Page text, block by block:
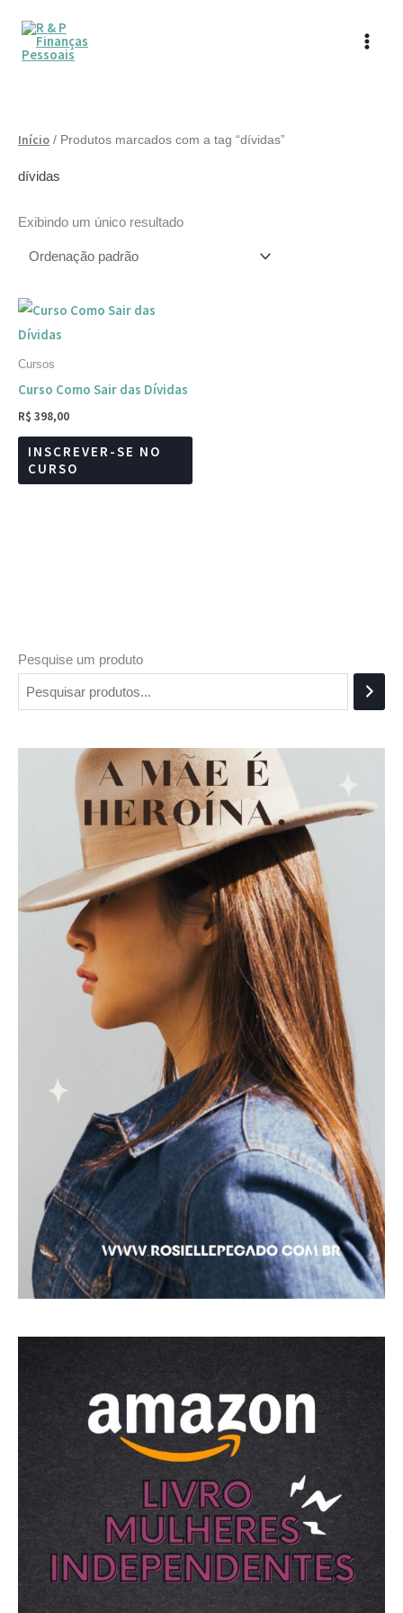
para
Início / Produtos marcados com a tag “dívidas”
dívidas
Exibindo um único resultado
Cursos
Curso Como Sair das Dívidas
R$ 398,00
INSCREVER-SE NO
CURSO
Pesquise um produto